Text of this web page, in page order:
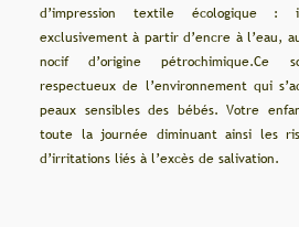
d’impression textile écologique :
exclusivement à partir d’encre à l’eau,
nocif d’origine pétrochimique.Ce
respectueux de l’environnement qui
peaux sensibles des bébés. Votre
toute la journée diminuant ainsi les
d’irritations liés à l’excès de salivation.